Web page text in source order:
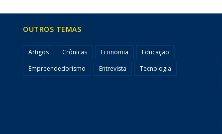
OUTROS TEMAS
Artigos Crônicas Economia
Educação
Empreendedorismo
Entrevista Tecnologia